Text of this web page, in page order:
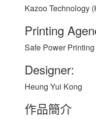
Kazoo Technology
Printing
Safe Power
Designer:
Heung Yui Kong
作品簡介